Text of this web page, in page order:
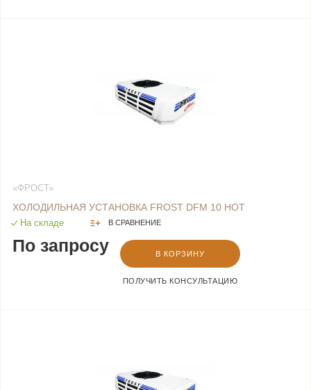
«ФРОСТ»
ХОЛОДИЛЬНАЯ УСТАНОВКА FROST DFM 10 HOT
На складе В СРАВНЕНИЕ
По запросу В КОРЗИНУ
ПОЛУЧИТЬ КОНСУЛЬТАЦИЮ